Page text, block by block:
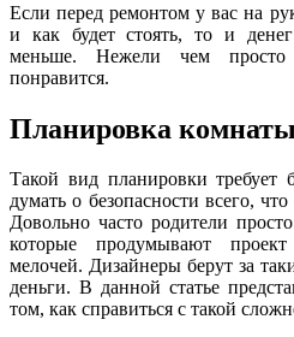
Если перед ремонтом у вас на
и как будет стоять, то и
меньше. Нежели чем
понравится.
Планировка
Такой вид планировки
думать о безопасности всего,
Довольно часто родители
которые продумывают
мелочей. Дизайнеры берут за
деньги. В данной статье
том, как справиться с такой